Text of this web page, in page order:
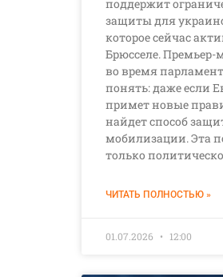
поддержит
защиты для
которое сейчас
Брюсселе.
во время
понять: даже если
примет новые
найдет способ
мобилизации. Эта
только
ЧИТАТЬ ПОЛНОСТЬЮ »
01.07.2026 12:00